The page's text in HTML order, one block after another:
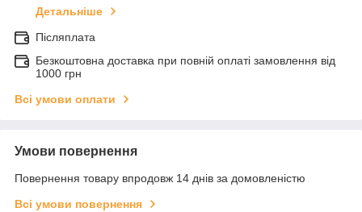
Детальніше
Післяплата
Безкоштовна доставка при повній оплаті замовлення від
1000 грн
Всі умови оплати
Умови повернення
Повернення товару впродовж 14 днів за домовленістю
Всі умови повернення